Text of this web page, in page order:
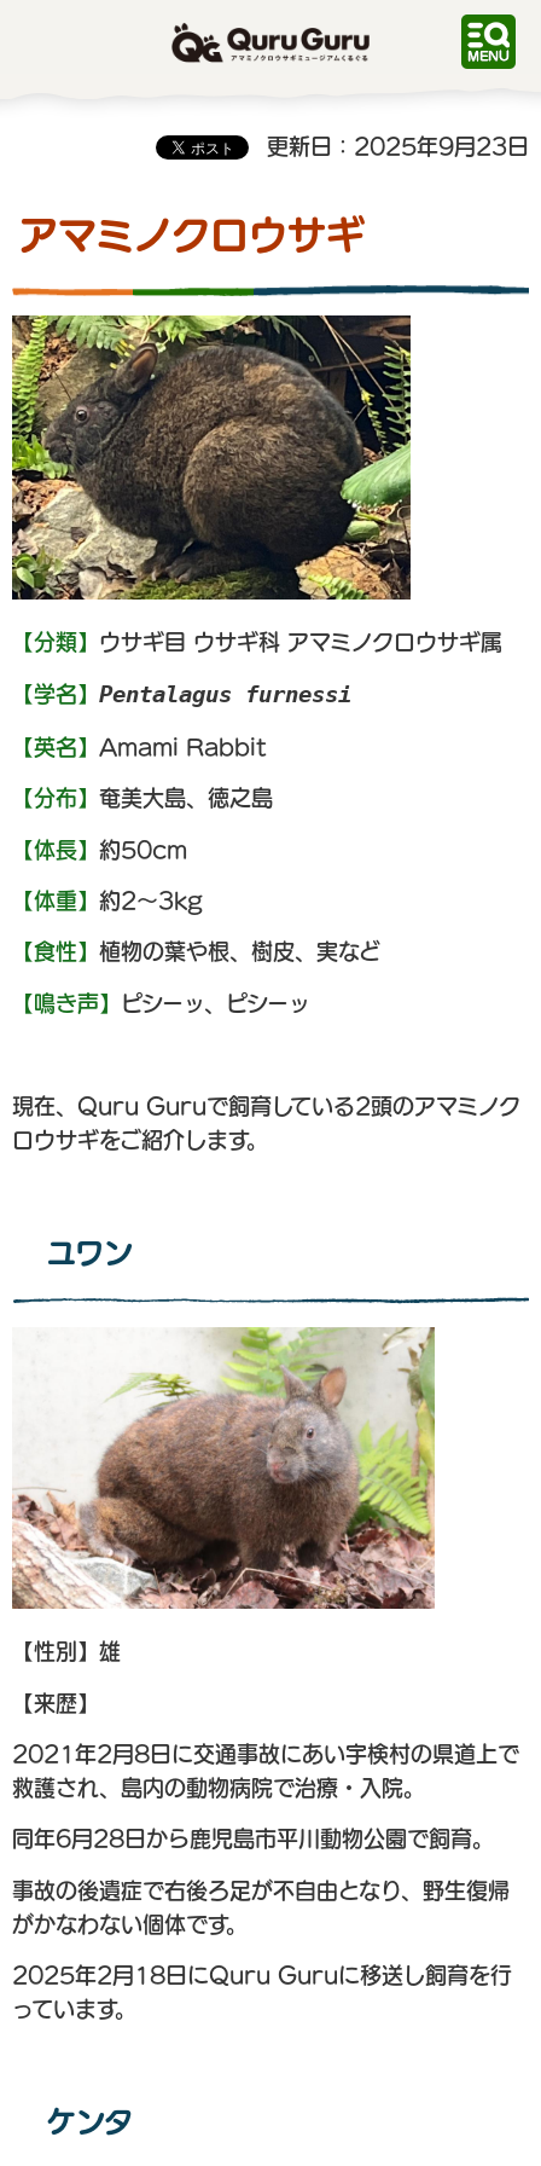
QuruGuru アマミノクロ
ウサギミュージアムくるぐ
る
更新日：2025年9月23日
アマミノクロウサギ
【分類】 ウサギ目 ウサギ科 アマミノクロウサギ属
【学名】 Pentalagus furnessi
【英名】 Amami Rabbit
【分布】 奄美大島、徳之島
【体長】 約50cm
【体重】 約2～3kg
【食性】 植物の葉や根、樹皮、実など
【鳴き声】 ピシーッ、ピシーッ
現在、Quru Guruで飼育している2頭のアマミノク
ロウサギをご紹介します。
ユワン
【性別】雄
【来歴】
2021年2月8日に交通事故にあい宇検村の県道上で
救護され、島内の動物病院で治療・入院。
同年6月28日から鹿児島市平川動物公園で飼育。
事故の後遺症で右後ろ足が不自由となり、野生復帰
がかなわない個体です。
2025年2月18日にQuru Guruに移送し飼育を行
っています。
ケンタ